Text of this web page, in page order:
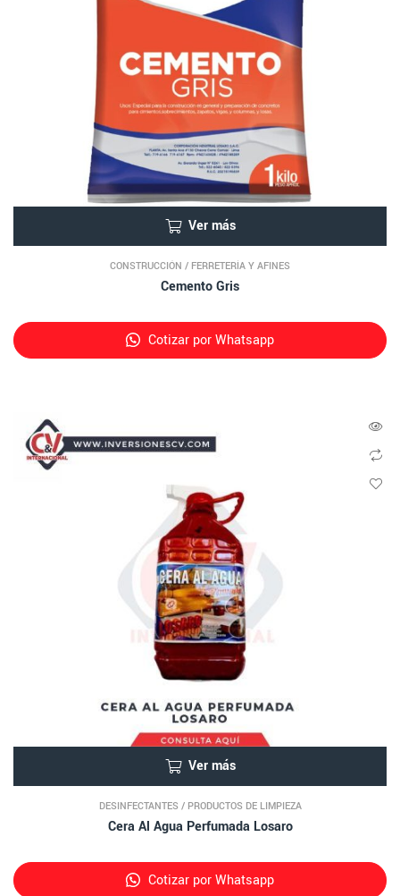
Ver más
CONSTRUCCIÓN / FERRETERÍA Y AFINES
Cemento Gris
Cotizar por Whatsapp
Ver más
DESINFECTANTES / PRODUCTOS DE LIMPIEZA
Cera Al Agua Perfumada Losaro
Cotizar por Whatsapp